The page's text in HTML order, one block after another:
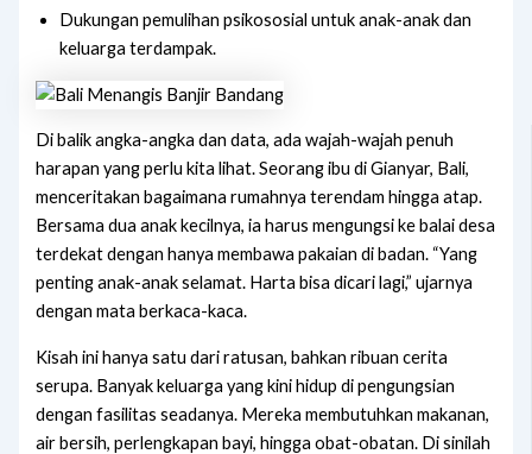
Dukungan pemulihan psikososial untuk anak-anak dan
keluarga terdampak.
Di balik angka-angka dan data, ada wajah-wajah penuh
harapan yang perlu kita lihat. Seorang ibu di Gianyar, Bali,
menceritakan bagaimana rumahnya terendam hingga atap.
Bersama dua anak kecilnya, ia harus mengungsi ke balai desa
terdekat dengan hanya membawa pakaian di badan. “Yang
penting anak-anak selamat. Harta bisa dicari lagi,” ujarnya
dengan mata berkaca-kaca.
Kisah ini hanya satu dari ratusan, bahkan ribuan cerita
serupa. Banyak keluarga yang kini hidup di pengungsian
dengan fasilitas seadanya. Mereka membutuhkan makanan,
air bersih, perlengkapan bayi, hingga obat-obatan. Di sinilah